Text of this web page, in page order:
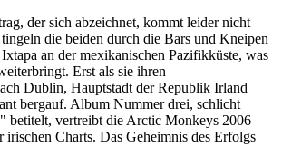
der sich abzeichnet, kommt leider nicht
die beiden durch die Bars und Kneipen
an der mexikanischen Pazifikküste, was
Erst als sie ihren
Dublin, Hauptstadt der Republik Irland
bergauf. Album Nummer drei, schlicht
betitelt, vertreibt die Arctic Monkeys 2006
irischen Charts. Das Geheimnis des Erfolgs